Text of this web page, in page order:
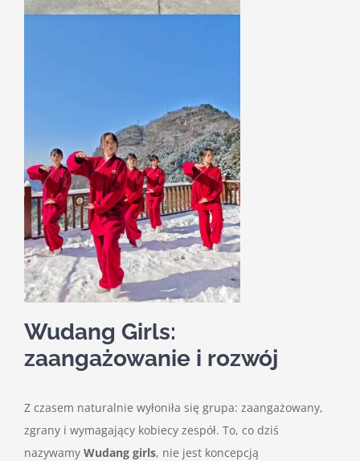
Wudang Girls:
zaangażowanie i rozwój
Z czasem naturalnie wyłoniła się grupa: zaangażowany,
zgrany i wymagający kobiecy zespół. To, co dziś
nazywamy Wudang girls, nie jest koncepcją